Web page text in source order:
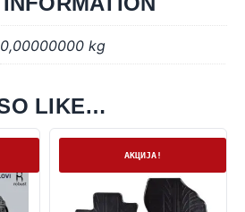
0,00000000 kg
LIKE…
АКЦИЈА!